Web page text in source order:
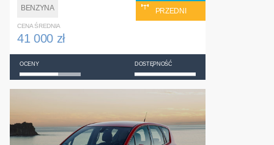
BENZYNA
PRZEDNI
CENA ŚREDNIA
41 000 zł
OCENY DOSTĘPNOŚĆ